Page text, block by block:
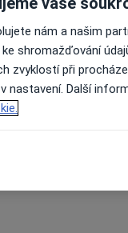
informace o svých
nám a našim
shromažďování
zvyklostí při
nastavení. Další